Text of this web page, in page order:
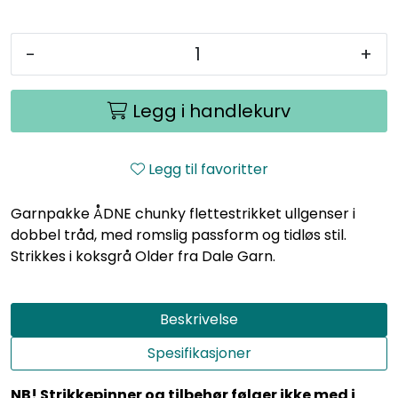
- +
Legg i handlekurv
Legg til favoritter
Garnpakke ÅDNE chunky flettestrikket ullgenser i
dobbel tråd, med romslig passform og tidløs stil.
Strikkes i koksgrå Older fra Dale Garn.
Beskrivelse
Spesifikasjoner